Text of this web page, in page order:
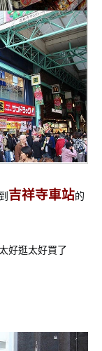
吉祥寺車站的
好逛太好買了